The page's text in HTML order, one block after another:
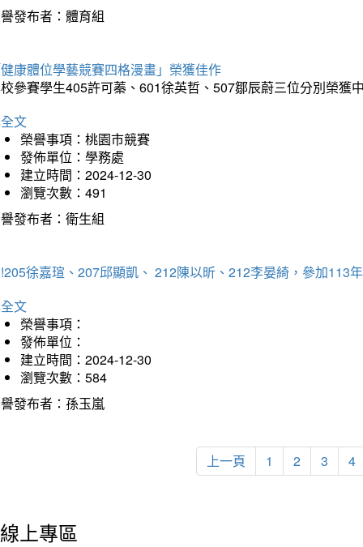
發布者：體育組
康體位學藝競賽四格漫畫」榮獲佳作
參賽學生405許可蓁、601徐英哲、507鄒辰蔚三位分別榮獲
文
榮譽事項：桃園市競賽
發佈單位：學務處
建立時間：2024-12-30
瀏覽次數：491
發布者：衛生組
徐嘉瑄、207邱顯凱、 212陳以昕、212李晏綺，參加113
文
榮譽事項：
發佈單位：
建立時間：2024-12-30
瀏覽次數：584
發布者：孫玉嵐
上一頁 1 2 3 4
線上專區